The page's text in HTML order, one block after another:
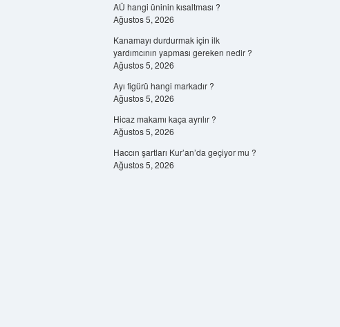
AÜ hangi üninin kısaltması ?
Ağustos 5, 2026
Kanamayı durdurmak için ilk
yardımcının yapması gereken nedir ?
Ağustos 5, 2026
Ayı figürü hangi markadır ?
Ağustos 5, 2026
Hicaz makamı kaça ayrılır ?
Ağustos 5, 2026
Haccın şartları Kur’an’da geçiyor mu ?
Ağustos 5, 2026